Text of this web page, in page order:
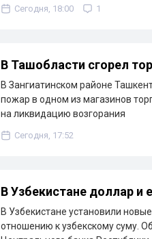
Сегодня, 18:00 1
В Ташобласти сгорел
В Зангиатинском районе
пожар в одном из магазинов
на ликвидацию возгорания
Сегодня, 17:52
В Узбекистане доллар и
В Узбекистане установили
отношению к узбекскому суму.